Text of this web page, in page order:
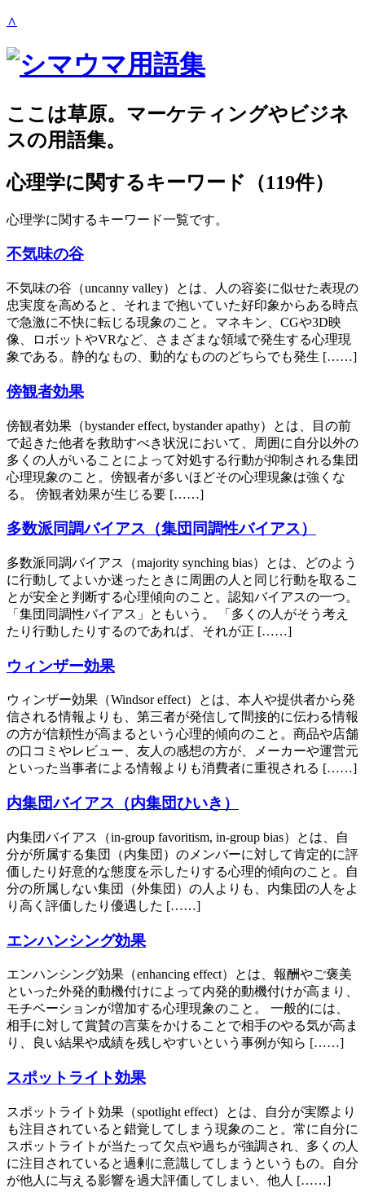
∧
ここは草原。マーケティングやビジネ
スの用語集。
心理学に関するキーワード（119件）
心理学に関するキーワード一覧です。
不気味の谷
不気味の谷（uncanny valley）とは、人の容姿に似せた表現の
忠実度を高めると、それまで抱いていた好印象からある時点
で急激に不快に転じる現象のこと。マネキン、CGや3D映
像、ロボットやVRなど、さまざまな領域で発生する心理現
象である。静的なもの、動的なもののどちらでも発生 [……]
傍観者効果
傍観者効果（bystander effect, bystander apathy）とは、目の前
で起きた他者を救助すべき状況において、周囲に自分以外の
多くの人がいることによって対処する行動が抑制される集団
心理現象のこと。傍観者が多いほどその心理現象は強くな
る。 傍観者効果が生じる要 [……]
多数派同調バイアス（集団同調性バイアス）
多数派同調バイアス（majority synching bias）とは、どのよう
に行動してよいか迷ったときに周囲の人と同じ行動を取るこ
とが安全と判断する心理傾向のこと。認知バイアスの一つ。
「集団同調性バイアス」ともいう。 「多くの人がそう考え
たり行動したりするのであれば、それが正 [……]
ウィンザー効果
ウィンザー効果（Windsor effect）とは、本人や提供者から発
信される情報よりも、第三者が発信して間接的に伝わる情報
の方が信頼性が高まるという心理的傾向のこと。商品や店舗
の口コミやレビュー、友人の感想の方が、メーカーや運営元
といった当事者による情報よりも消費者に重視される [……]
内集団バイアス（内集団ひいき）
内集団バイアス（in-group favoritism, in-group bias）とは、自
分が所属する集団（内集団）のメンバーに対して肯定的に評
価したり好意的な態度を示したりする心理的傾向のこと。自
分の所属しない集団（外集団）の人よりも、内集団の人をよ
り高く評価したり優遇した [……]
エンハンシング効果
エンハンシング効果（enhancing effect）とは、報酬やご褒美
といった外発的動機付けによって内発的動機付けが高まり、
モチベーションが増加する心理現象のこと。 一般的には、
相手に対して賞賛の言葉をかけることで相手のやる気が高ま
り、良い結果や成績を残しやすいという事例が知ら [……]
スポットライト効果
スポットライト効果（spotlight effect）とは、自分が実際より
も注目されていると錯覚してしまう現象のこと。常に自分に
スポットライトが当たって欠点や過ちが強調され、多くの人
に注目されていると過剰に意識してしまうというもの。自分
が他人に与える影響を過大評価してしまい、他人 [……]